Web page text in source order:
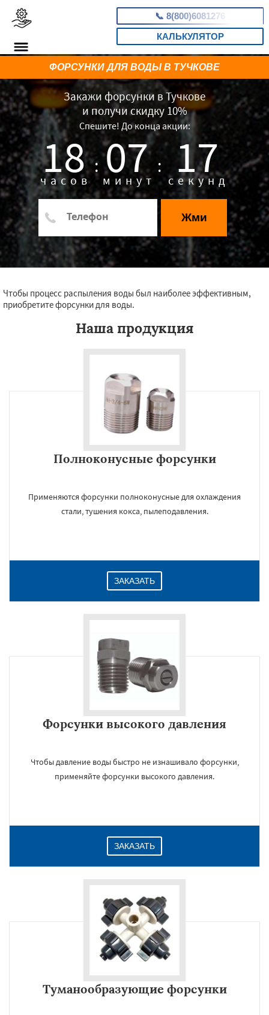
📞 8(800)6081276
КАЛЬКУЛЯТОР
Закажи форсунки в Тучкове
и получи скидку 10%
Спешите! До конца акции:
18 :
часов 07 :
минут 16
секунд
Жми
ФОРСУНКИ ДЛЯ ВОДЫ В ТУЧКОВЕ
Чтобы процесс распыления воды был наиболее эффективным,
приобретите форсунки для воды.
Наша продукция
Полноконусные форсунки
Применяются форсунки полноконусные для охлаждения
стали, тушения кокса, пылеподавления.
ЗАКАЗАТЬ
Форсунки высокого давления
Чтобы давление воды быстро не изнашивало форсунки,
применяйте форсунки высокого давления.
ЗАКАЗАТЬ
Туманообразующие форсунки